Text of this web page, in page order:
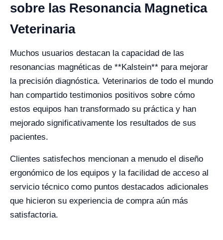
sobre las Resonancia Magnetica
Veterinaria
Muchos usuarios destacan la capacidad de las
resonancias magnéticas de **Kalstein** para mejorar
la precisión diagnóstica. Veterinarios de todo el mundo
han compartido testimonios positivos sobre cómo
estos equipos han transformado su práctica y han
mejorado significativamente los resultados de sus
pacientes.
Clientes satisfechos mencionan a menudo el diseño
ergonómico de los equipos y la facilidad de acceso al
servicio técnico como puntos destacados adicionales
que hicieron su experiencia de compra aún más
satisfactoria.